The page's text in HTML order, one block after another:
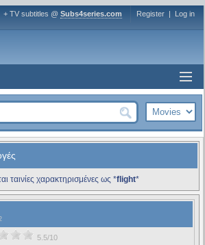
+ TV subtitles @ Subs4series.com Register | Log in
ταινίες χαρακτηρισμένες ως *flight*
5.5/10